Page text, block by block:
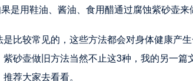
是用鞋油、酱油、食用醋通过腐蚀紫砂壶来
是比较常见的，这些方法都会对身体健康产
砂壶做旧方法当然不止这3种，我的另一篇
荐大家去看看。